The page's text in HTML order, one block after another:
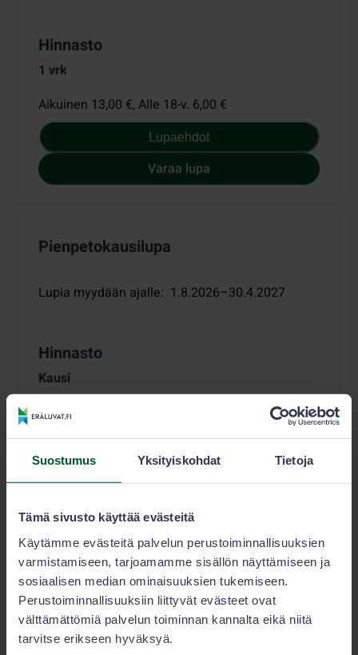
Suostumus Yksityiskohdat Tietoja
Tämä sivusto käyttää evästeitä
Käytämme evästeitä palvelun perustoiminnallisuuksien
varmistamiseen, tarjoamamme sisällön näyttämiseen ja
sosiaalisen median ominaisuuksien tukemiseen.
Perustoiminnallisuuksiin liittyvät evästeet ovat
välttämättömiä palvelun toiminnan kannalta eikä niitä
tarvitse erikseen hyväksyä.
Hinnasto
1 vrk
Aikuinen 13,00 €,Alle 18-v. 6,00 €
Lupaehdot
Varaa lupa
Pienpetokausilupa
Lupia myydään ajalle: 1.8.2026–30.4.2027
Hinnasto
Kausi
Luvan käyttäjä 13,00 €
Lupaehdot
Varaa lupa
Jousimetsästäjän kausilupa, vesilinnut
ja jänis
Lupia myydään ajalle: 1.8.2026–30.4.2027